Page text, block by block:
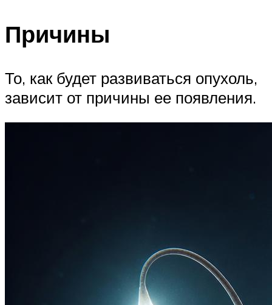
Причины
То, как будет развиваться опухоль,
зависит от причины ее появления.